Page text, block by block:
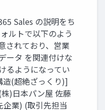
Sales の説明をち
ルトで以下のよう
されており、営業
ータ を関連付けな
るようになってい
造(超絶ざっくり)]
)日本パン屋 佐藤
企業) (取引先担当